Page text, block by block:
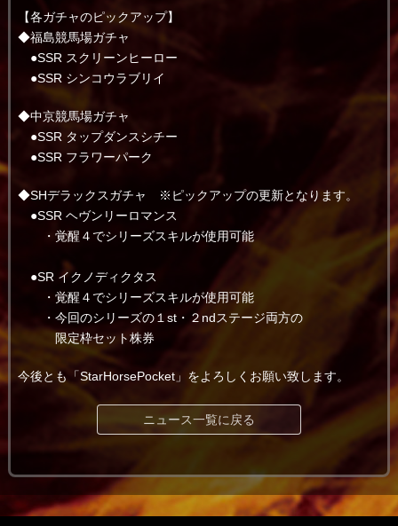
【各ガチャのピックアップ】
◆福島競馬場ガチャ
●SSR スクリーンヒーロー
●SSR シンコウラブリイ
◆中京競馬場ガチャ
●SSR タップダンスシチー
●SSR フラワーパーク
◆SHデラックスガチャ ※ピックアップの更新となります。
●SSR ヘヴンリーロマンス
・覚醒４でシリーズスキルが使用可能
●SR イクノディクタス
・覚醒４でシリーズスキルが使用可能
・今回のシリーズの１st・２ndステージ両方の
限定枠セット株券
今後とも「StarHorsePocket」をよろしくお願い致します。
ニュース一覧に戻る